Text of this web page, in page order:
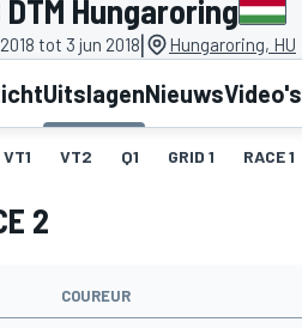
DTM Hungaroring
tot 3 jun 2018| Hungaroring, HU
UitslagenNieuwsVideo's
VT1 VT2 Q1 GRID 1 RACE 1
2
COUREUR